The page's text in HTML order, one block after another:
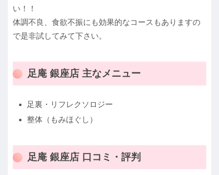
い！！
体調不良、食欲不振にも効果的なコースもありますの
で是非試してみて下さい。
足庵 銀座店 主なメニュー
足裏・リフレクソロジー
整体（もみほぐし）
足庵 銀座店 口コミ・評判